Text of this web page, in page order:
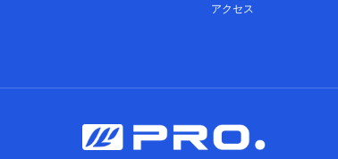
アクセス